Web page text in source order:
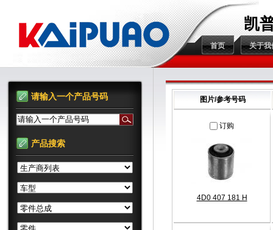
凯
首页 关于我
图片/参考号码
订购
4D0 407 181 H
请输入一个产品号码
请输入一个产品号码
产品搜索